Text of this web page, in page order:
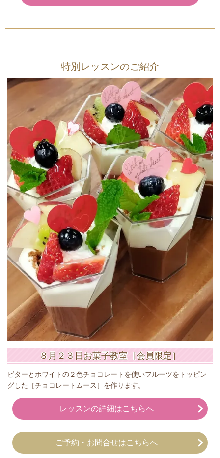
特別レッスンのご紹介
８月２３日お菓子教室［会員限定］
ビターとホワイトの２色チョコレートを使いフルーツをトッピン
グした［チョコレートムース］を作ります。
レッスンの詳細はこちらへ
ご予約・お問合せはこちらへ